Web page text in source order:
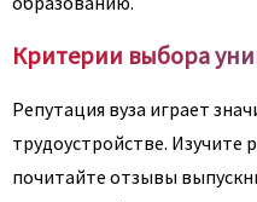
Критерии выбора
Репутация вуза играет
трудоустройстве. Изучите
почитайте отзывы